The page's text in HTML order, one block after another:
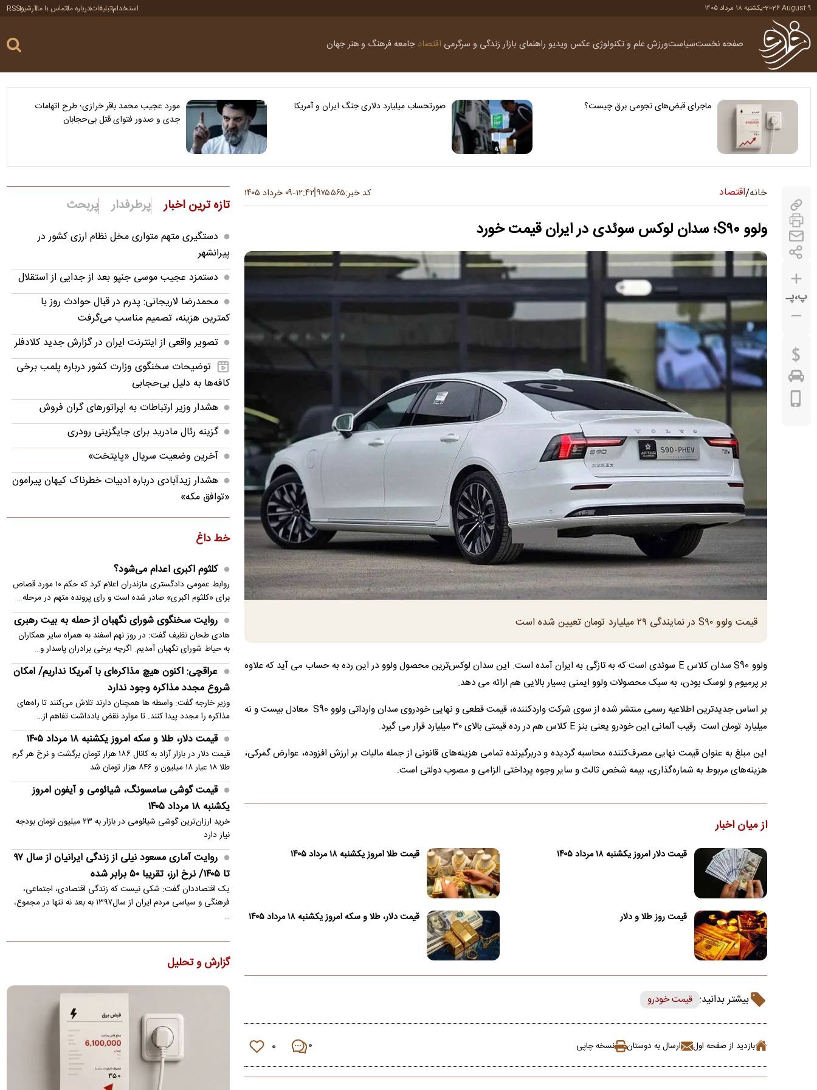
2026 August 9
-یکشنبه ۱۸ مرداد ۱۴۰۵ استخدامتبلیغاتدرباره ماتماس با ماآرشیوRSS
صفحه نخستسیاستورزش علم و تکنولوژی عکس ویدیو راهنمای بازارزندگی و سرگرمی اقتصاد جامعهفرهنگ و هنرجهان
ماجرای قبض‌های نجومی برق چیست؟ صورتحساب میلیارد دلاری جنگ ایران و آمریکا
مورد عجیب محمد باقر خرازی؛ طرح اتهامات
جدی و صدور فتوای قتل بی‌حجابان
پ،پـ
خانه/اقتصاد کد خبر:۹۷۵۵۶۵۱۲:۴۲-۰۹ خرداد ۱۴۰۵
ولوو S۹۰؛ سدان لوکس سوئدی در ایران قیمت خورد
قیمت ولوو S۹۰ در نمایندگی ۲۹ میلیارد تومان تعیین شده است
ولوو S90 سدان کلاس E سوئدی است که به تازگی به ایران آمده است. این سدان لوکس‌ترین محصول ولوو در این رده به حساب می آید که علاوه
بر پرمیوم و لوسک بودن، به سبک محصولات ولوو ایمنی بسیار بالایی هم ارائه می دهد.
بر اساس جدیدترین اطلاعیه رسمی منتشر شده از سوی شرکت واردکننده، قیمت قطعی و نهایی خودروی سدان وارداتی ولوو S90 معادل بیست و نه
میلیارد تومان است. رقیب آلمانی این خودرو یعنی بنز E کلاس هم در رده قیمتی بالای ۳۰ میلیارد قرار می گیرد.
این مبلغ به عنوان قیمت نهایی مصرف‌کننده محاسبه گردیده و دربرگیرنده تمامی هزینه‌های قانونی از جمله مالیات بر ارزش افزوده، عوارض گمرکی،
هزینه‌های مربوط به شماره‌گذاری، بیمه شخص ثالث و سایر وجوه پرداختی الزامی و مصوب دولتی است.
از میان اخبار
قیمت دلار امروز یکشنبه ۱۸ مرداد ۱۴۰۵ قیمت طلا امروز یکشنبه ۱۸ مرداد ۱۴۰۵
قیمت روز طلا و دلار قیمت دلار، طلا و سکه امروز یکشنبه ۱۸ مرداد ۱۴۰۵
بیشتر بدانید: قیمت خودرو
بازدید از صفحه اول ارسال به دوستان نسخه چاپی ۰ ۰
تازه ترین اخبار پرطرفدار پربحث
دستگیری متهم متواری مخل نظام ارزی کشور در
پیرانشهر
دستمزد عجیب موسی جنپو بعد از جدایی از استقلال
محمدرضا لاریجانی: پدرم در قبال حوادث روز با
کمترین هزینه، تصمیم مناسب می‌گرفت
تصویر واقعی از اینترنت ایران در گزارش جدید کلادفلر
توضیحات سخنگوی وزارت کشور درباره پلمب برخی
کافه‌ها به دلیل بی‌حجابی
هشدار وزیر ارتباطات به اپراتورهای گران فروش
گزینه رئال مادرید برای جایگزینی رودری
آخرین وضعیت سریال «پایتخت»
هشدار زیدآبادی درباره ادبیات خطرناک کیهان پیرامون
«توافق مکه»
گرمای شدید در جنوب و مرکز کشور/ رگبار و رعدوبرق
در شمال‌شرق و ارتفاعات البرز
هامون؛ پیکاپ جدید سایپا در راه بازار
عامل اصلی قتل حمیدرضا رجب‌زاده دستگیر شد
تبدیل بخشی از پادگان ۰۶ به فضای سبز شهری/
خروج پادگان‌ها از تهران امکان‌پذیر است
مذاکره با مدافع ایرانی برای حضور در تیم منصوریان
علت مرگ بازیکن تیم بسکتبال ممفیس مشخص شد
خط داغ
کلثوم اکبری اعدام می‌شود؟
روابط عمومی دادگستری مازندران اعلام کرد که حکم ۱۰ مورد قصاص
برای «کلثوم اکبری» صادر شده است و رای پرونده متهم در مرحله…
روایت سخنگوی شورای نگهبان از حمله به بیت رهبری
هادی طحان نظیف گفت: در روز نهم اسفند به همراه سایر همکاران
به حیاط شورای نگهبان آمدیم. اگرچه برخی برادران پاسدار و…
عراقچی: اکنون هیچ مذاکره‌ای با آمریکا نداریم/ امکان
شروع مجدد مذاکره وجود ندارد
وزیر خارجه گفت: واسطه ها همچنان دارند تلاش می‌کنند تا راه‌های
مذاکره را مجدد پیدا کنند. تا موارد نقض یادداشت تفاهم از…
قیمت دلار، طلا و سکه امروز یکشنبه ۱۸ مرداد ۱۴۰۵
قیمت دلار در بازار آزاد به کانال ۱۸۶ هزار تومان برگشت و نرخ هر گرم
طلا ۱۸ عیار ۱۸ میلیون و ۸۴۶ هزار تومان شد
قیمت گوشی سامسونگ، شیائومی و آیفون امروز
یکشنبه ۱۸ مرداد ۱۴۰۵
خرید ارزان‌ترین گوشی شیائومی در بازار به ۲۳ میلیون تومان بودجه
نیاز دارد
روایت آماری مسعود نیلی از زندگی ایرانیان از سال ۹۷
تا ۱۴۰۵/ نرخ ارز، تقریبا ۵۰ برابر شده
یک اقتصاددان گفت: شکی نیست که زندگی اقتصادی، اجتماعی،
فرهنگی و سیاسی مردم ایران از سال۱۳۹۷ به بعد نه تنها در مجموع،
…
بازگشت مسی به زادگاهش پس از مرگ پدر
لیونل مسی ساعاتی پس از درگذشت پدرش، خورخه مسی، در شهر
روزاریو در کنار اعضای خانواده‌اش دیده شد.
قیمت محصولات ایران‌خودرو و سایپا امروز یکشنبه ۱۸
شاهین اتوماتیک با افت ۴۰ میلیونی، بیشترین کاهش قیمت را در
بازار امروز ثبت کرد
عقبگرد رامین رضاییان؛ او از پرسپولیس پیشنهاد دارد؟
یکی از بهترین‌های ایران در جام جهانی ۲۰۲۶ همچنان بدون تیم و
گزارش و تحلیل